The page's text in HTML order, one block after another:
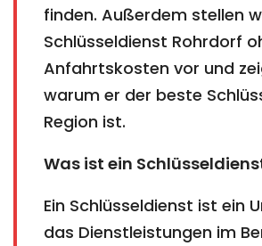
finden. Außerdem stellen
Schlüsseldienst Rohrdorf
Anfahrtskosten vor und
warum er der beste
Region ist.
Was ist ein
Ein Schlüsseldienst ist ein
das Dienstleistungen im